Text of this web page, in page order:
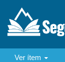
Ver ítem